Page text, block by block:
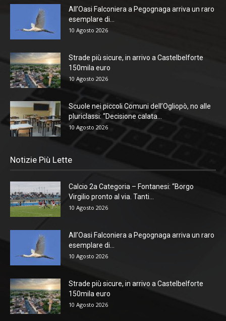
All’Oasi Falconiera a Pegognaga arriva un raro
esemplare di...
10 Agosto 2026
Strade più sicure, in arrivo a Castelbelforte
150mila euro
10 Agosto 2026
Scuole nei piccoli Comuni dell’Ogliopò, no alle
pluriclassi: “Decisione calata...
10 Agosto 2026
Notizie Più Lette
Calcio 2a Categoria – Fontanesi: “Borgo
Virgilio pronto al via. Tanti...
10 Agosto 2026
All’Oasi Falconiera a Pegognaga arriva un raro
esemplare di...
10 Agosto 2026
Strade più sicure, in arrivo a Castelbelforte
150mila euro
10 Agosto 2026